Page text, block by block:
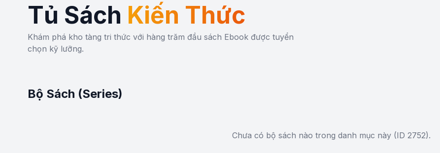
Tủ Sách Kiến Thức
Khám phá kho tàng tri thức với hàng trăm đầu sách Ebook được tuyển
chọn kỹ lưỡng.
Bộ Sách (Series)
Chưa có bộ sách nào trong danh mục này (ID 2752).